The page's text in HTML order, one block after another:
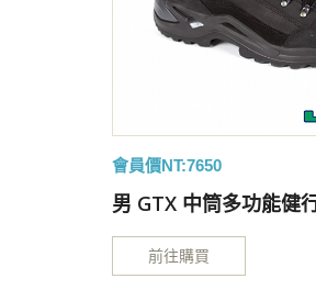
會員價NT:7650
男 GTX 中筒多功能健
前往購買